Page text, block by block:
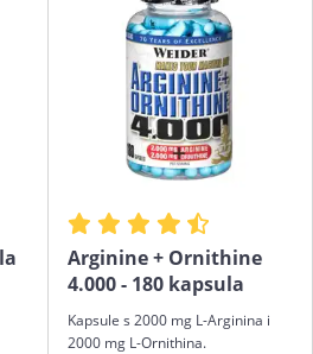
i iskoristite sve njegove
jedna od aminokiselina
najučinkovitiju pomoć u
i vi omogućite svome tijelu
Arginine + Ornithine
4.000 - 180 kapsula
Kapsule s 2000 mg L-Arginina i
2000 mg L-Ornithina.